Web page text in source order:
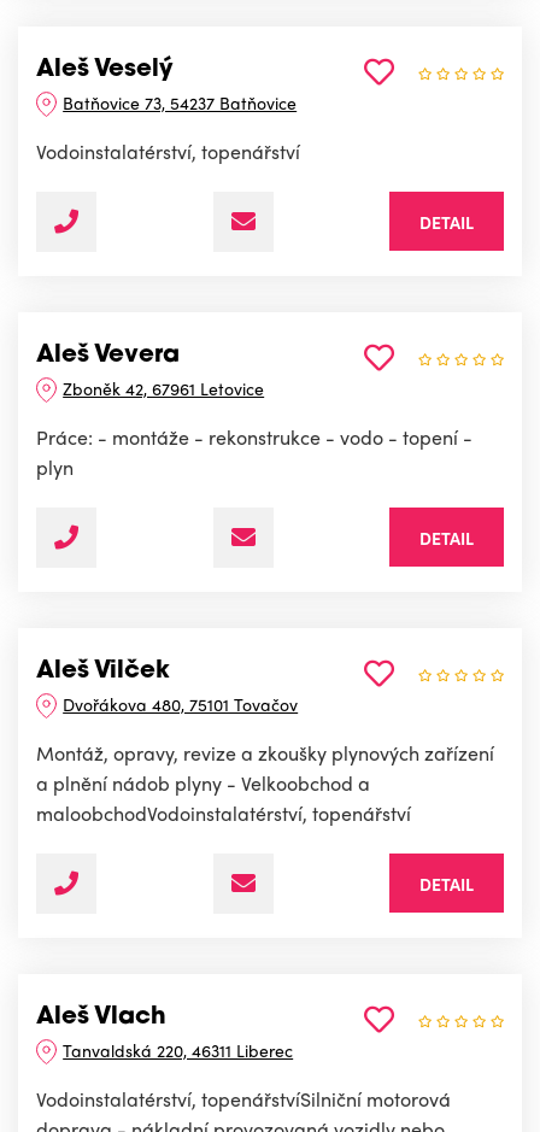
Aleš Veselý
Batňovice 73, 54237 Batňovice
Vodoinstalatérství, topenářství
DETAIL
Aleš Vevera
Zboněk 42, 67961 Letovice
Práce: - montáže - rekonstrukce - vodo - topení -
plyn
DETAIL
Aleš Vilček
Dvořákova 480, 75101 Tovačov
Montáž, opravy, revize a zkoušky plynových zařízení
a plnění nádob plyny - Velkoobchod a
maloobchodVodoinstalatérství, topenářství
DETAIL
Aleš Vlach
Tanvaldská 220, 46311 Liberec
Vodoinstalatérství, topenářstvíSilniční motorová